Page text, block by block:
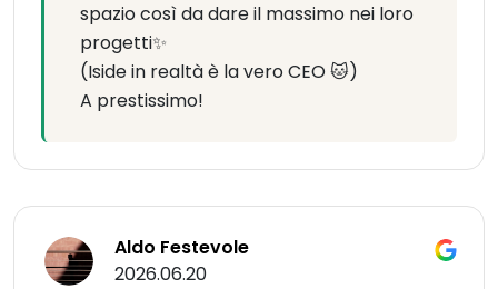
spazio così da dare il massimo nei loro
progetti✨
(Iside in realtà è la vero CEO 🐱)
A prestissimo!
Aldo Festevole
2026.06.20